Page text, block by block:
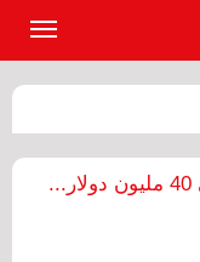
البحرين: كلفة فحوصات كورونا تتخطى 40 مليون دولار...